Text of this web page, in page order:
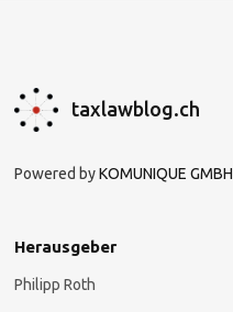
taxlawblog.ch
Powered byKOMUNIQUE GMBH
Herausgeber
Philipp Roth